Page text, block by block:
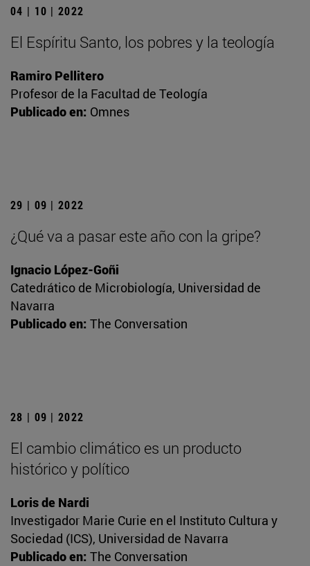
04 | 10 | 2022
El Espíritu Santo, los pobres y la teología
Ramiro Pellitero
Profesor de la Facultad de Teología
Publicado en: Omnes
29 | 09 | 2022
¿Qué va a pasar este año con la gripe?
Ignacio López-Goñi
Catedrático de Microbiología, Universidad de
Navarra
Publicado en: The Conversation
28 | 09 | 2022
El cambio climático es un producto
histórico y político
Loris de Nardi
Investigador Marie Curie en el Instituto Cultura y
Sociedad (ICS), Universidad de Navarra
Publicado en: The Conversation